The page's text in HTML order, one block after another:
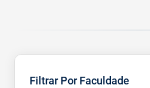
Filtrar Por Faculdade